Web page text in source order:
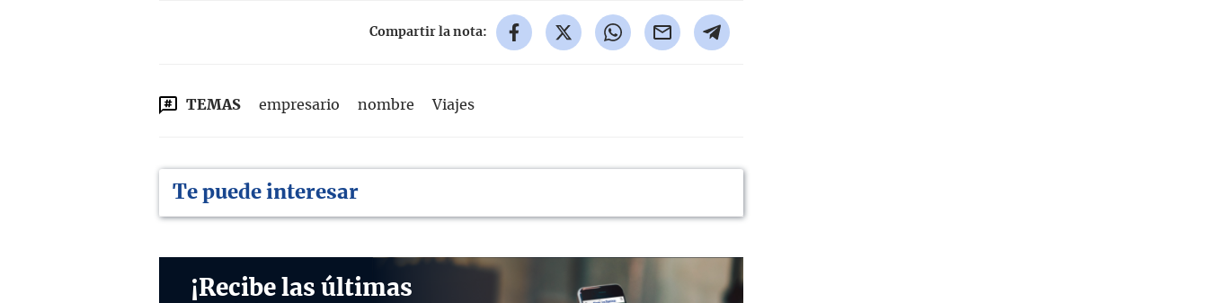
Compartir la nota:
TEMAS empresario nombre Viajes
Te puede interesar
¡Recibe las últimas